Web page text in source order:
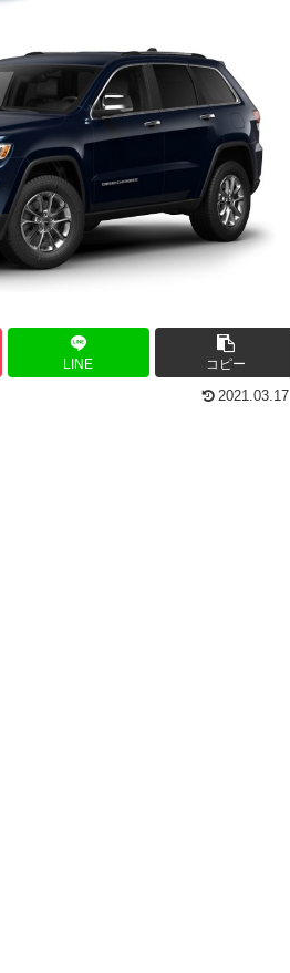
LINE コピー
2021.03.17